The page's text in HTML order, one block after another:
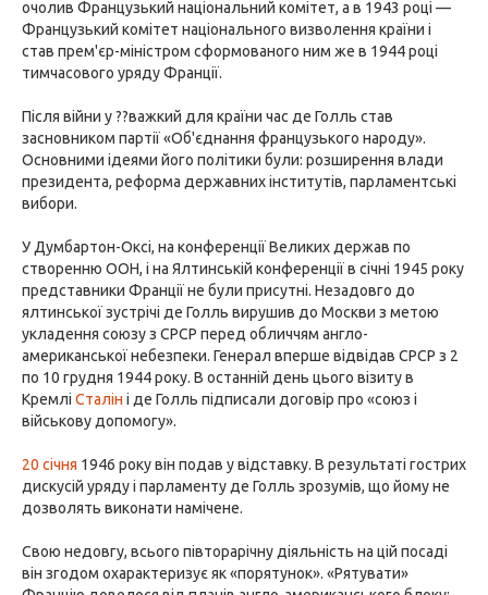
очолив Французький національний комітет, а в 1943 році —
Французький комітет національного визволення країни і
став прем'єр-міністром сформованого ним же в 1944 році
тимчасового уряду Франції.
Після війни у ??важкий для країни час де Голль став
засновником партії «Об'єднання французького народу».
Основними ідеями його політики були: розширення влади
президента, реформа державних інститутів, парламентські
вибори.
У Думбартон-Оксі, на конференції Великих держав по
створенню ООН, і на Ялтинській конференції в січні 1945 року
представники Франції не були присутні. Незадовго до
ялтинської зустрічі де Голль вирушив до Москви з метою
укладення союзу з СРСР перед обличчям англо-
американської небезпеки. Генерал вперше відвідав СРСР з 2
по 10 грудня 1944 року. В останній день цього візиту в
Кремлі Сталін і де Голль підписали договір про «союз і
військову допомогу».
20 січня 1946 року він подав у відставку. В результаті гострих
дискусій уряду і парламенту де Голль зрозумів, що йому не
дозволять виконати намічене.
Свою недовгу, всього півторарічну діяльність на цій посаді
він згодом охарактеризує як «порятунок». «Рятувати»